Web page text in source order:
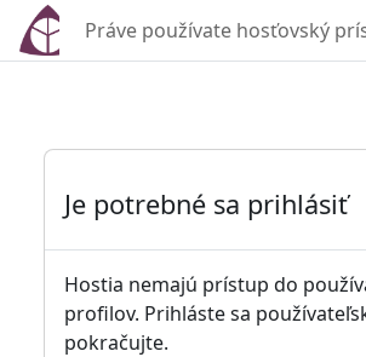
Preskočiť na hlavný obsah
Práve používate hosťovský
Je potrebné sa prihlásiť
Hostia nemajú prístup do
profilov. Prihláste sa
pokračujte.